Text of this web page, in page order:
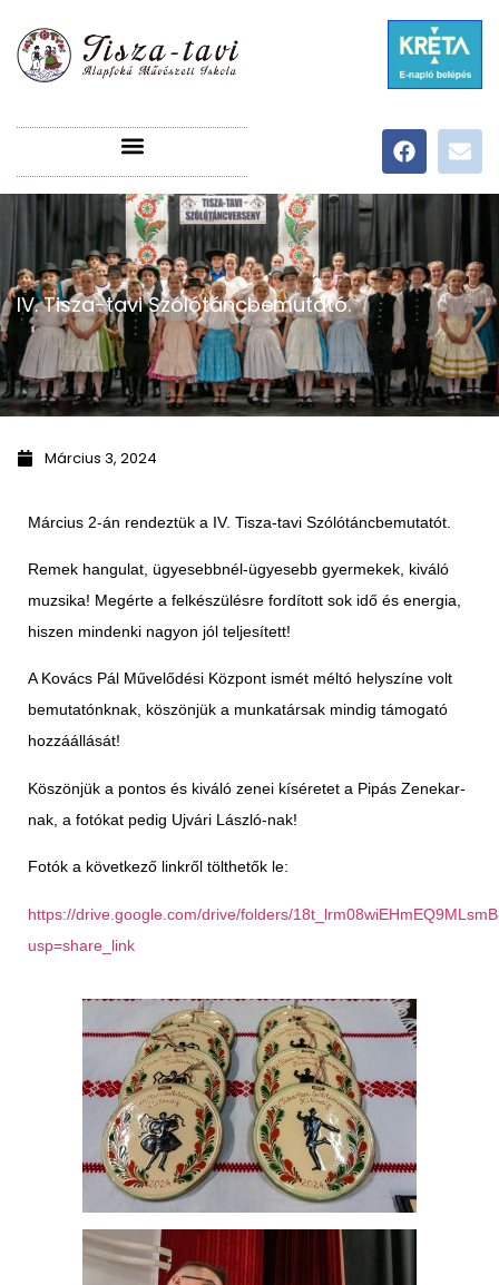
IV. Tisza-tavi Szólótáncbemutató.
Március 3, 2024
Március 2-án rendeztük a IV. Tisza-tavi Szólótáncbemutatót.
Remek hangulat, ügyesebbnél-ügyesebb gyermekek, kiváló
muzsika! Megérte a felkészülésre fordított sok idő és energia,
hiszen mindenki nagyon jól teljesített!
A Kovács Pál Művelődési Központ ismét méltó helyszíne volt
bemutatónknak, köszönjük a munkatársak mindig támogató
hozzáállását!
Köszönjük a pontos és kiváló zenei kíséretet a Pipás Zenekar-
nak, a fotókat pedig Ujvári László-nak!
Fotók a következő linkről tölthetők le:
https://drive.google.com/drive/folders/
usp=share_link